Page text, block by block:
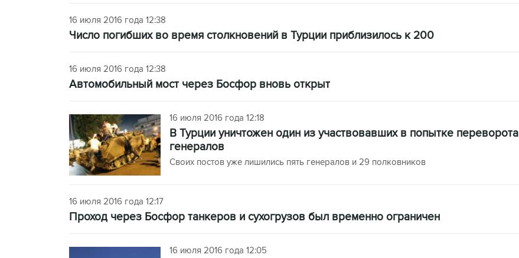
16 июля 2016 года 12:38
Число погибших во время столкновений в Турции приблизилось к 200
16 июля 2016 года 12:38
Автомобильный мост через Босфор вновь открыт
16 июля 2016 года 12:18
В Турции уничтожен один из участвовавших в попытке переворота
генералов
Своих постов уже лишились пять генералов и 29 полковников
16 июля 2016 года 12:17
Проход через Босфор танкеров и сухогрузов был временно ограничен
16 июля 2016 года 12:05